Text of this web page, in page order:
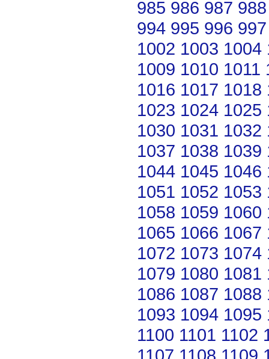
985 986 987 988
994 995 996 997
1002 1003 1004
1009 1010 1011
1016 1017 1018
1023 1024 1025
1030 1031 1032
1037 1038 1039
1044 1045 1046
1051 1052 1053
1058 1059 1060
1065 1066 1067
1072 1073 1074
1079 1080 1081
1086 1087 1088
1093 1094 1095
1100 1101 1102